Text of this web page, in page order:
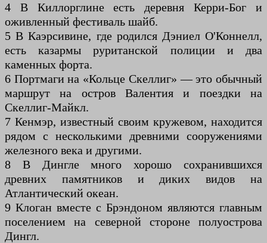
4 В Киллорглине есть деревня Керри-Бог и
оживленный фестиваль шайб.
5 В Каэрсивине, где родился Дэниел О'Коннелл,
есть казармы руританской полиции и два
каменных форта.
6 Портмаги на «Кольце Скеллиг» — это обычный
маршрут на остров Валентия и поездки на
Скеллиг-Майкл.
7 Кенмэр, известный своим кружевом, находится
рядом с несколькими древними сооружениями
железного века и другими.
8 В Дингле много хорошо сохранившихся
древних памятников и диких видов на
Атлантический океан.
9 Клоган вместе с Брэндоном являются главным
поселением на северной стороне полуострова
Дингл.